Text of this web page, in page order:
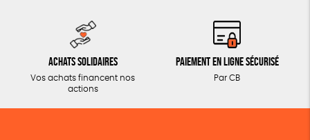
Achats solidaires
Vos achats financent nos
actions
Paiement en ligne sécurisé
Par CB